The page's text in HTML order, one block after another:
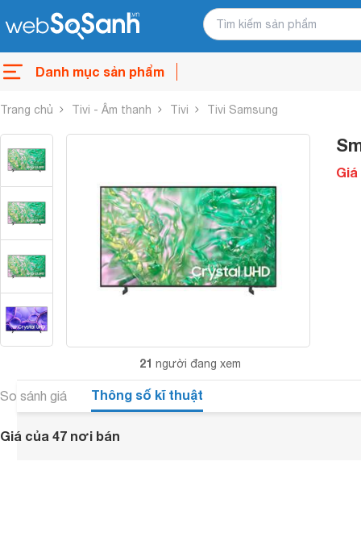
Danh mục sản phẩm
Trang chủ Tivi - Âm thanh Tivi Tivi Samsung
21 người đang xem
Giá
So sánh giá Thông số kĩ thuật
Giá của 47 nơi bán